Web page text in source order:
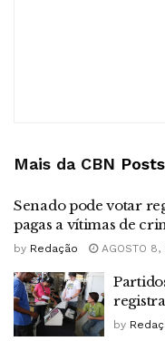
Mais da CBN Posts
Senado pode votar
pagas a vítimas de
by Redação AGOSTO 8,
by